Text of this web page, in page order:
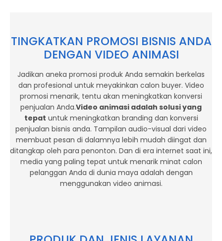
TINGKATKAN PROMOSI BISNIS ANDA
DENGAN VIDEO ANIMASI
Jadikan aneka promosi produk Anda semakin berkelas
dan profesional untuk meyakinkan calon buyer. Video
promosi menarik, tentu akan meningkatkan konversi
penjualan Anda.Video animasi adalah solusi yang
tepat untuk meningkatkan branding dan konversi
penjualan bisnis anda. Tampilan audio-visual dari video
membuat pesan di dalamnya lebih mudah diingat dan
ditangkap oleh para penonton. Dan di era internet saat ini,
media yang paling tepat untuk menarik minat calon
pelanggan Anda di dunia maya adalah dengan
menggunakan video animasi.